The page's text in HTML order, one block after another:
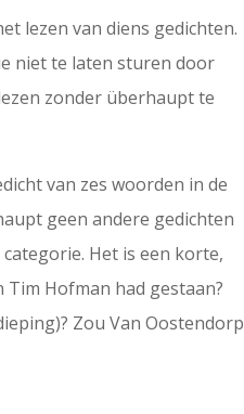
lezen van diens gedichten.
niet te laten sturen door
zonder überhaupt te
van zes woorden in de
geen andere gedichten
Het is een korte,
Hofman had gestaan?
Zou Van Oostendorp